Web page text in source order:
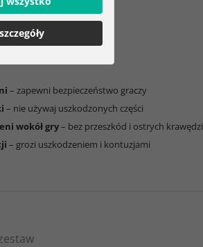
– zapewni bezpieczeństwo graczy
– nie używaj uszkodzonych części
wokół gry– bez przeszkód i ostrych krawędzi
– grozi uszkodzeniem i kontuzjami